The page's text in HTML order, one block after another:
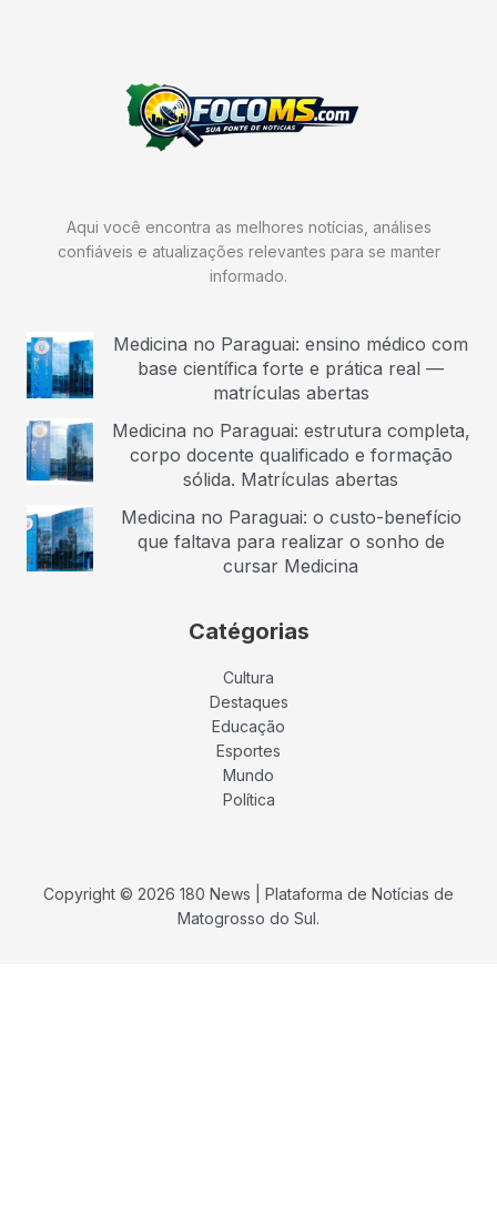
Aqui você encontra as melhores notícias, análises
confiáveis e atualizações relevantes para se manter
informado.
Medicina no Paraguai: ensino médico com
base científica forte e prática real —
matrículas abertas
Medicina no Paraguai: estrutura completa,
corpo docente qualificado e formação
sólida. Matrículas abertas
Medicina no Paraguai: o custo-benefício
que faltava para realizar o sonho de
cursar Medicina
Catégorias
Cultura
Destaques
Educação
Esportes
Mundo
Política
Copyright © 2026 180 News | Plataforma de Notícias de
Matogrosso do Sul.